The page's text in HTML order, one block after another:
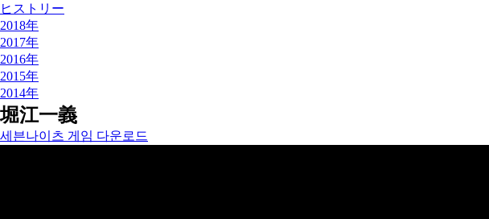
ヒストリー
2018年
2017年
2016年
2015年
2014年
堀江一義
세븐나이츠 게임 다운로드